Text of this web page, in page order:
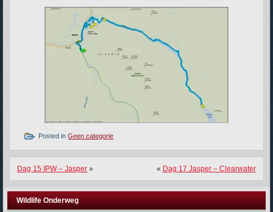
Posted in Geen categorie
Dag 15 IPW – Jasper » « Dag 17 Jasper – Clearwater
Wildlife Onderweg